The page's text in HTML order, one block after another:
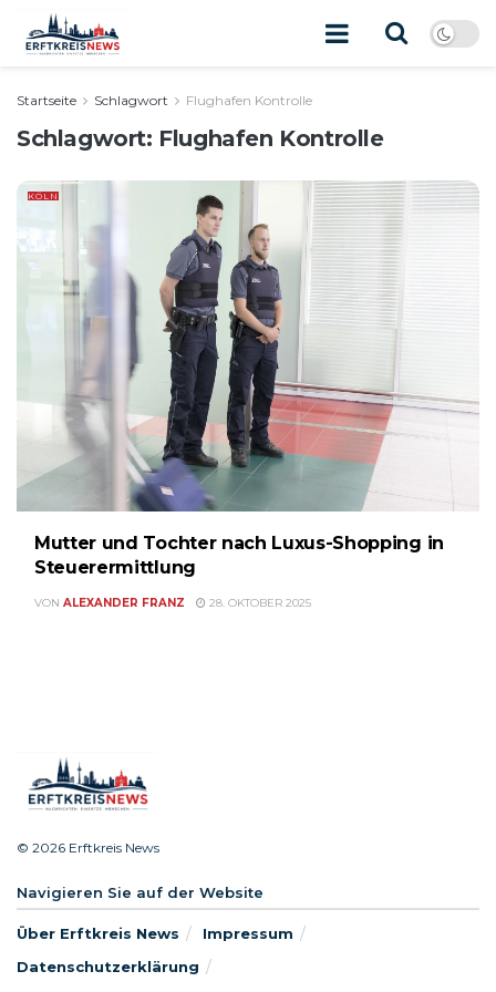
Startseite Schlagwort Flughafen Kontrolle
Schlagwort: Flughafen Kontrolle
KÖLN
Mutter und Tochter nach Luxus-Shopping in
Steuerermittlung
VON ALEXANDER FRANZ 28. OKTOBER 2025
© 2026 Erftkreis News
Navigieren Sie auf der Website
Über Erftkreis News
Impressum
Datenschutzerklärung